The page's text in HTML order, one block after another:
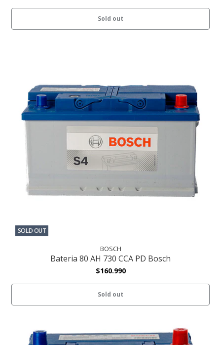
Sold out
SOLD OUT
BOSCH
Bateria 80 AH 730 CCA PD Bosch
$160.990
Sold out